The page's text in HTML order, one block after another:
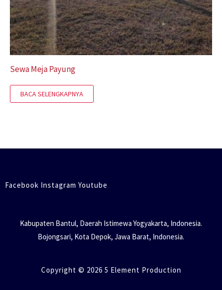
Sewa Meja Payung
BACA SELENGKAPNYA
Facebook Instagram Youtube
Kabupaten Bantul, Daerah Istimewa Yogyakarta, Indonesia.
Bojongsari, Kota Depok, Jawa Barat, Indonesia.
Copyright © 2026 5 Element Production